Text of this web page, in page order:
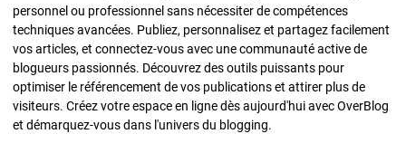
personnel ou professionnel sans nécessiter de compétences
techniques avancées. Publiez, personnalisez et partagez facilement
vos articles, et connectez-vous avec une communauté active de
blogueurs passionnés. Découvrez des outils puissants pour
optimiser le référencement de vos publications et attirer plus de
visiteurs. Créez votre espace en ligne dès aujourd'hui avec OverBlog
et démarquez-vous dans l'univers du blogging.